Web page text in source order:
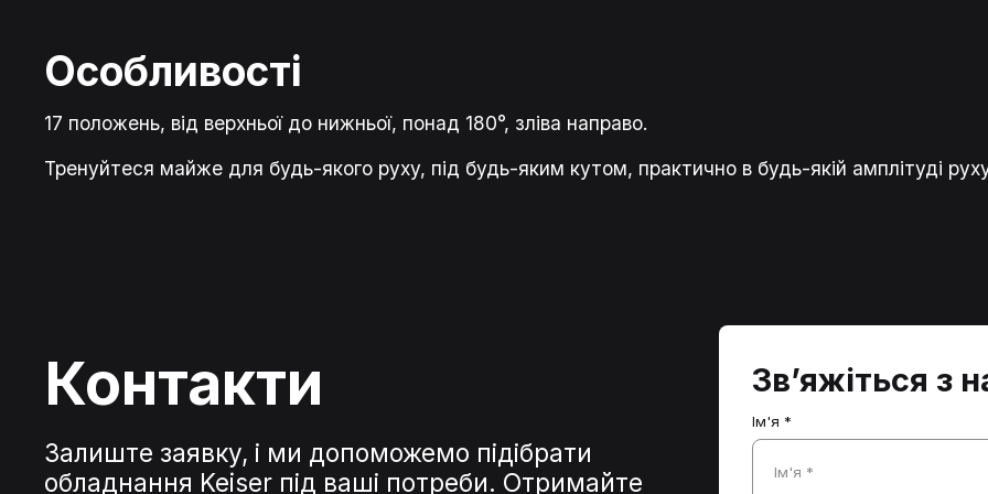
Особливості
17 положень, від верхньої до нижньої, понад 180°, зліва направо.
Тренуйтеся майже для будь-якого руху, під будь-яким кутом, практично в будь-якій амплітуді
Контакти
Залиште заявку, і ми допоможемо підібрати
обладнання Keiser під ваші потреби. Отримайте
Зв’яжіться з
Ім'я *
Ім'я *